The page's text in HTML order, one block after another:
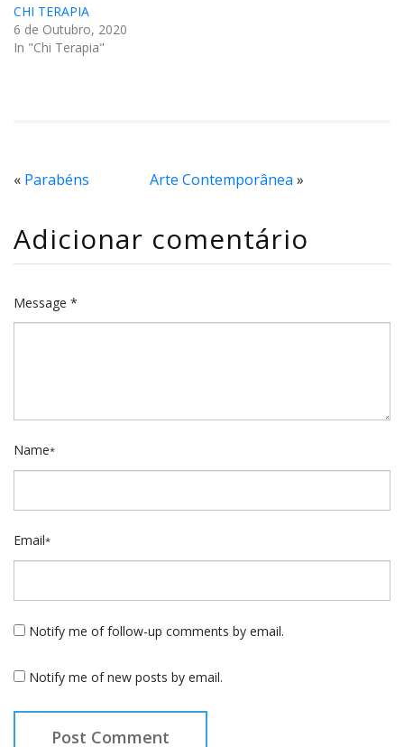
CHI TERAPIA
6 de Outubro, 2020
In "Chi Terapia"
« Parabéns Arte Contemporânea »
Adicionar comentário
Message *
Name*
Email*
Notify me of follow-up comments by email.
Notify me of new posts by email.